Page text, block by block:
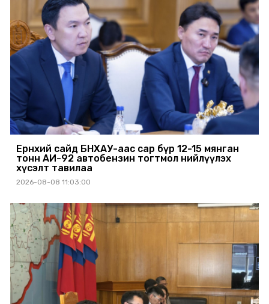
Ерөнхий сайд БНХАУ-аас сар бүр 12-15 мянган
тонн АИ-92 автобензин тогтмол нийлүүлэх
хүсэлт тавилаа
2026-08-08 11:03:00